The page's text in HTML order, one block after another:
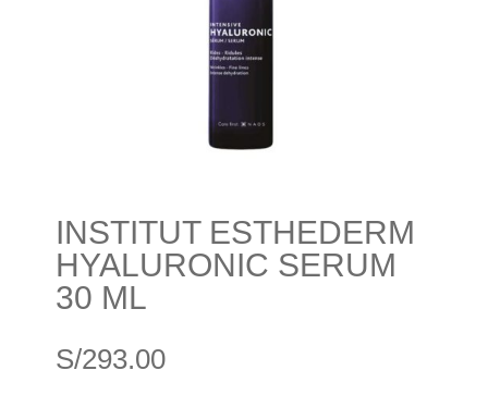
INSTITUT ESTHEDERM
HYALURONIC SERUM
30 ML
S/293.00